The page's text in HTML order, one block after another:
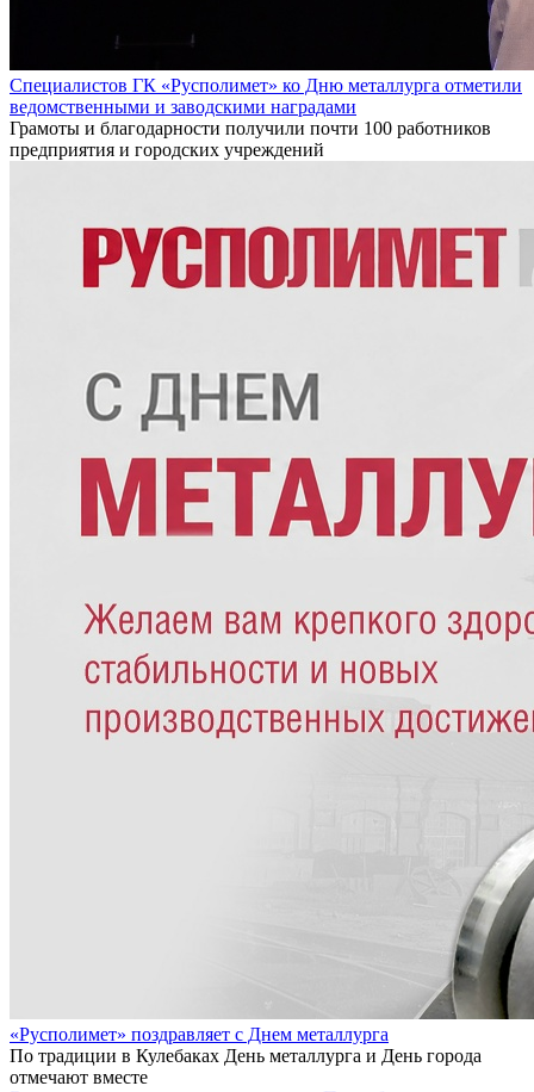
Специалистов ГК «Русполимет» ко Дню металлурга отметили
ведомственными и заводскими наградами
Грамоты и благодарности получили почти 100 работников
предприятия и городских учреждений
«Русполимет» поздравляет с Днем металлурга
По традиции в Кулебаках День металлурга и День города
отмечают вместе